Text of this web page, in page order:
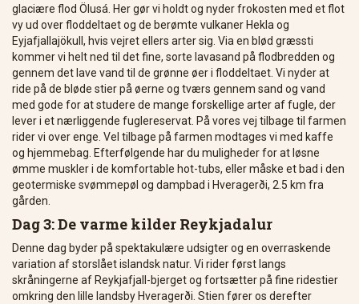
glaciære flod Ölusá. Her gør vi holdt og nyder frokosten med et flot
vy ud over floddeltaet og de berømte vulkaner Hekla og
Eyjafjallajökull, hvis vejret ellers arter sig. Via en blød græssti
kommer vi helt ned til det fine, sorte lavasand på flodbredden og
gennem det lave vand til de grønne øer i floddeltaet. Vi nyder at
ride på de bløde stier på øerne og tværs gennem sand og vand
med gode for at studere de mange forskellige arter af fugle, der
lever i et nærliggende fuglereservat. På vores vej tilbage til farmen
rider vi over enge. Vel tilbage på farmen modtages vi med kaffe
og hjemmebag. Efterfølgende har du muligheder for at løsne
ømme muskler i de komfortable hot-tubs, eller måske et bad i den
geotermiske svømmepøl og dampbad i Hveragerði, 2.5 km fra
gården.
Dag 3: De varme kilder Reykjadalur
Denne dag byder på spektakulære udsigter og en overraskende
variation af storslået islandsk natur. Vi rider først langs
skråningerne af Reykjafjall-bjerget og fortsætter på fine ridestier
omkring den lille landsby Hveragerði. Stien fører os derefter